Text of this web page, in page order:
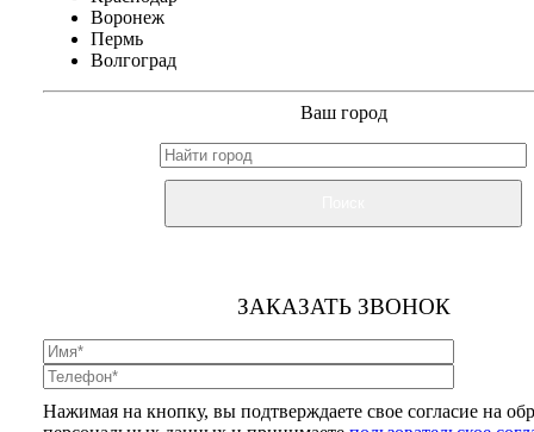
Воронеж
Пермь
Волгоград
Ваш город
ЗАКАЗАТЬ ЗВОНОК
Нажимая на кнопку, вы подтверждаете свое согласие на